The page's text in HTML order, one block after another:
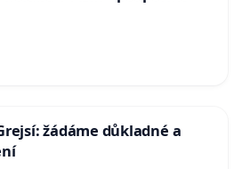
žádáme důkladné a